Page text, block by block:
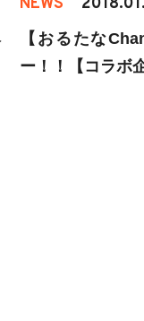
【おるたな
ー！！【コラボ